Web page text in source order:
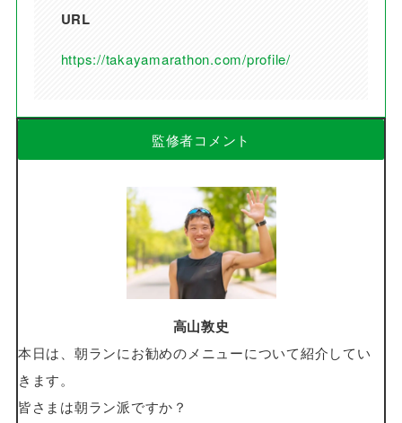
URL
https://takayamarathon.com/profile/
監修者コメント
高山敦史
本日は、朝ランにお勧めのメニューについて紹介してい
きます。
皆さまは朝ラン派ですか？